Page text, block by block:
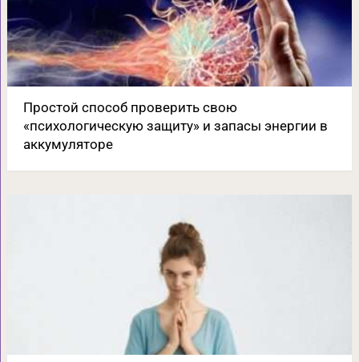
Простой способ проверить свою
«психологическую защиту» и запасы энергии в
аккумуляторе